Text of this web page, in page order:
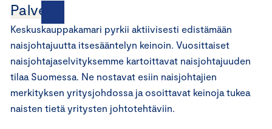
Palvelut
Keskuskauppakamari pyrkii aktiivisesti edistämään
naisjohtajuutta itsesääntelyn keinoin. Vuosittaiset
naisjohtajaselvityksemme kartoittavat naisjohtajuuden
tilaa Suomessa. Ne nostavat esiin naisjohtajien
merkityksen yritysjohdossa ja osoittavat keinoja tukea
naisten tietä yritysten johtotehtäviin.